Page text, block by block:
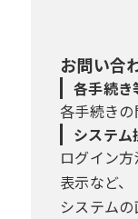
お問い合
各手続き
各手続きの
システム
ログイン
表示など、
システム